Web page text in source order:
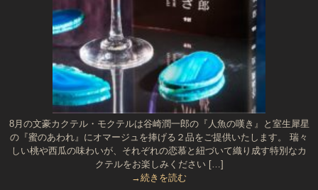
8月の文豪カクテル・モクテルは谷崎潤一郎の『人魚の嘆き』と室生犀星
の『蜜のあわれ』にオマージュを捧げる２品をご提供いたします。 瑞々
しい桃や西瓜の味わいが、それぞれの恋慕と紐づいて織り成す特別なカ
クテルをお楽しみください […]
→続きを読む